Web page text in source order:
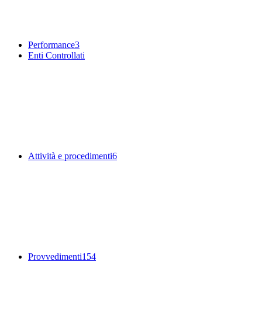
Performance3
Enti Controllati
Attività e procedimenti6
Provvedimenti154